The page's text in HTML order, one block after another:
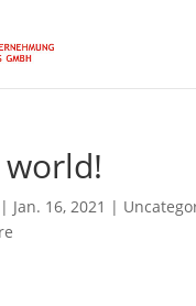
| Jan. 16, 2021 |